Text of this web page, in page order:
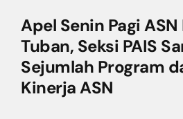
Apel Senin Pagi
Tuban, Seksi PAIS
Sejumlah Program
Kinerja ASN